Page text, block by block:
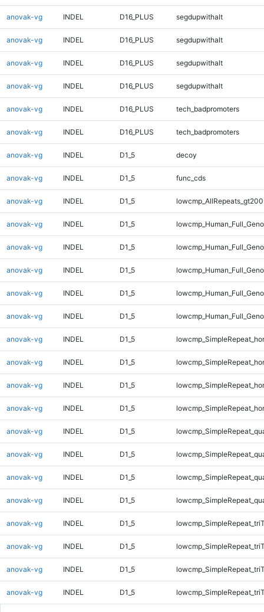
anovak-vg INDEL D16_PLUS segdupwithalt
anovak-vg INDEL D16_PLUS segdupwithalt
anovak-vg INDEL D16_PLUS segdupwithalt
anovak-vg INDEL D16_PLUS segdupwithalt
anovak-vg INDEL D16_PLUS tech_badpromoters
anovak-vg INDEL D16_PLUS tech_badpromoters
anovak-vg INDEL D1_5 decoy
anovak-vg INDEL D1_5 func_cds
anovak-vg INDEL D1_5
anovak-vg INDEL D1_5
anovak-vg INDEL D1_5
anovak-vg INDEL D1_5
anovak-vg INDEL D1_5
anovak-vg INDEL D1_5
anovak-vg INDEL D1_5
anovak-vg INDEL D1_5
anovak-vg INDEL D1_5
anovak-vg INDEL D1_5
anovak-vg INDEL D1_5
anovak-vg INDEL D1_5
anovak-vg INDEL D1_5
anovak-vg INDEL D1_5
anovak-vg INDEL D1_5
anovak-vg INDEL D1_5
anovak-vg INDEL D1_5
anovak-vg INDEL D1_5